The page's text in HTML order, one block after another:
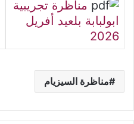
مناظرة تجريبية
ابولبابة بلعيد أفريل
2026
مناظرة السيزيام